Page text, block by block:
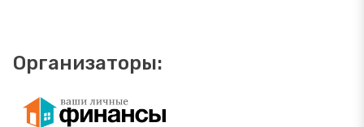
Организаторы: